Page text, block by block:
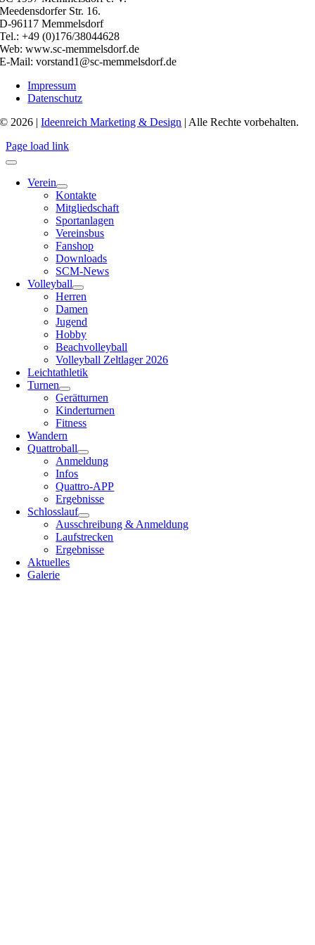
Meedensdorfer Str. 16.
D-96117 Memmelsdorf
Tel.: +49 (0)176/38044628
Web: www.sc-memmelsdorf.de
E-Mail: vorstand1@sc-memmelsdorf.de
Impressum
Datenschutz
© 2026 |Ideenreich Marketing & Design | Alle Rechte vorbehalten.
Page load link
Verein
Kontakte
Mitgliedschaft
Sportanlagen
Vereinsbus
Fanshop
Downloads
SCM-News
Volleyball
Herren
Damen
Jugend
Hobby
Beachvolleyball
Volleyball Zeltlager 2026
Leichtathletik
Turnen
Gerätturnen
Kinderturnen
Fitness
Wandern
Quattroball
Anmeldung
Infos
Quattro-APP
Ergebnisse
Schlosslauf
Ausschreibung & Anmeldung
Laufstrecken
Ergebnisse
Aktuelles
Galerie